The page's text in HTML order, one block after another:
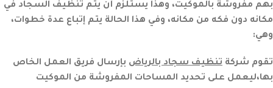
بهم مفروشة بالموكيت، وهذا يستلزم أن يتم تنظيف السجاد في
مكانه دون فكه من مكانه، وفي هذا الحالة يتم إتباع عدة خطوات،
وهي:
تقوم شركة تنظيف سجاد بالرياض بإرسال فريق العمل الخاص
بها،ليعمل على تحديد المساحات المفروشة من الموكيت